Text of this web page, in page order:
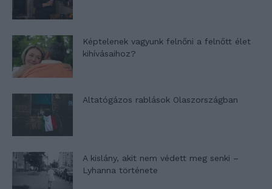
Képtelenek vagyunk felnőni a felnőtt élet
kihívásaihoz?
Altatógázos rablások Olaszországban
A kislány, akit nem védett meg senki –
Lyhanna története